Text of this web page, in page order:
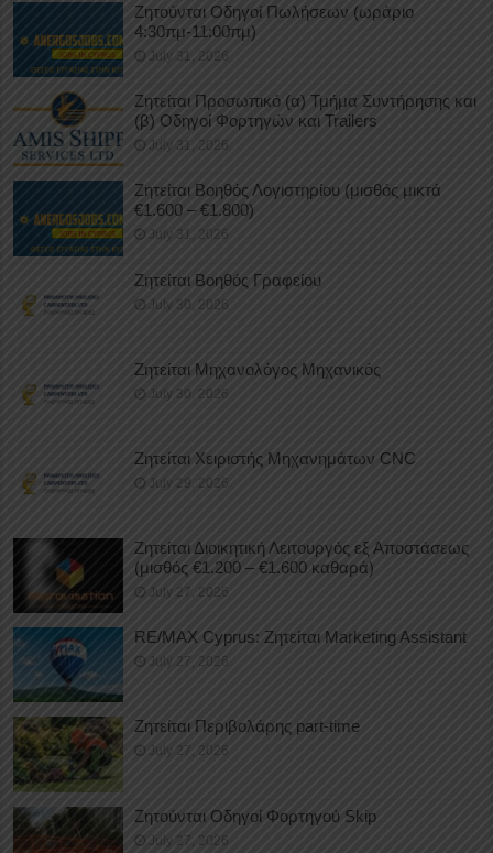
Ζητούνται Οδηγοί Πωλήσεων (ωράριο
4:30πμ-11:00πμ)
July 31, 2026
Ζητείται Προσωπικό (α) Τμήμα Συντήρησης και
(β) Οδηγοί Φορτηγών και Trailers
July 31, 2026
Ζητείται Βοηθός Λογιστηρίου (μισθός μικτά
€1.600 – €1.800)
July 31, 2026
Ζητείται Βοηθός Γραφείου
July 30, 2026
Ζητείται Μηχανολόγος Μηχανικός
July 30, 2026
Ζητείται Χειριστής Μηχανημάτων CNC
July 29, 2026
Ζητείται Διοικητική Λειτουργός εξ Αποστάσεως
(μισθός €1.200 – €1.600 καθαρά)
July 27, 2026
RE/MAX Cyprus: Ζητείται Marketing Assistant
July 27, 2026
Ζητείται Περιβολάρης part-time
July 27, 2026
Ζητούνται Οδηγοί Φορτηγού Skip
July 27, 2026